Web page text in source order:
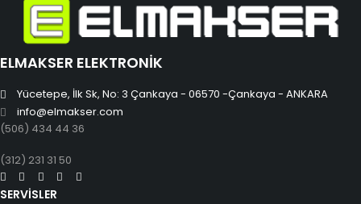
ELMAKSER ELEKTRONİK
Yücetepe, İlk Sk, No: 3 Çankaya - 06570 -Çankaya - ANKARA
info@elmakser.com
(506) 434 44 36
(312) 231 31 50
SERVİSLER